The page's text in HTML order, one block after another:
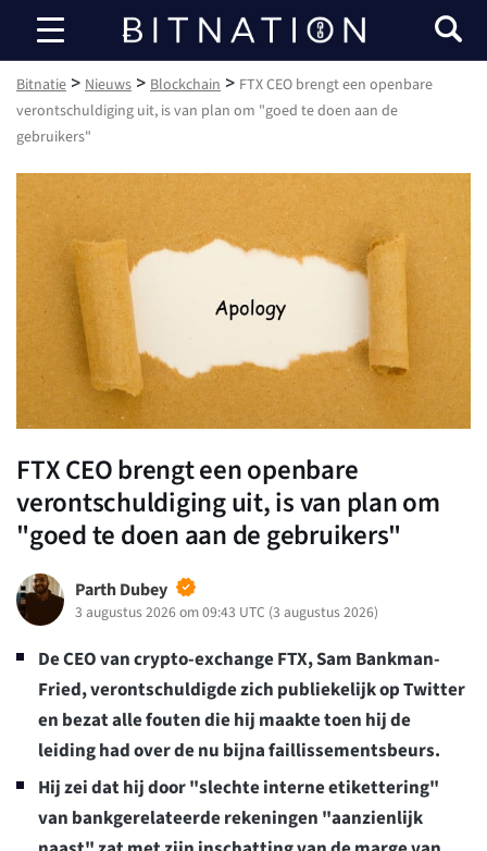
Bitnatie
Bitnatie > Nieuws > Blockchain > FTX CEO brengt een openbare
verontschuldiging uit, is van plan om "goed te doen aan de
gebruikers"
FTX CEO brengt een openbare
verontschuldiging uit, is van plan om
"goed te doen aan de gebruikers"
Parth Dubey
3 augustus 2026 om 09:43 UTC (3 augustus 2026)
De CEO van crypto-exchange FTX, Sam Bankman-
Fried, verontschuldigde zich publiekelijk op Twitter
en bezat alle fouten die hij maakte toen hij de
leiding had over de nu bijna faillissementsbeurs.
Hij zei dat hij door "slechte interne etikettering"
van bankgerelateerde rekeningen "aanzienlijk